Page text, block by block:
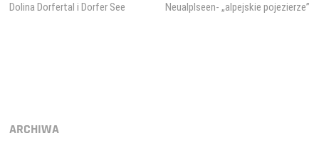
wpisuwpis:
Dolina Dorfertal i Dorfer See
wpis:
Neualplseen- „alpejskie pojezierze”
ARCHIWA